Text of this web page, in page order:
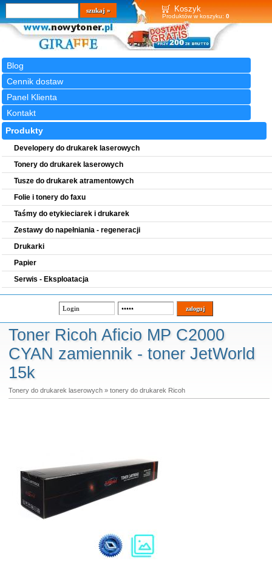
Koszyk
Produktów w koszyku: 0
Blog
Cennik dostaw
Panel Klienta
Kontakt
Wyszukiwarka
szukaj
Produkty
Developery do drukarek laserowych
Tonery do drukarek laserowych
Tusze do drukarek atramentowych
Folie i tonery do faxu
Taśmy do etykieciarek i drukarek
Zestawy do napełniania - regeneracji
Drukarki
Papier
Serwis - Eksploatacja
Toner Ricoh Aficio MP C2000
CYAN zamiennik - toner JetWorld
15k
Tonery do drukarek laserowych» tonery do drukarek Ricoh